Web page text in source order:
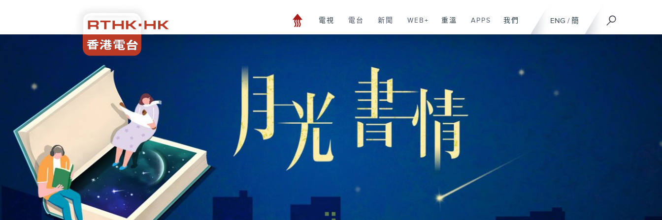
ENG / 簡
電視 電台 新聞 WEB+ 重溫 APPS 我們